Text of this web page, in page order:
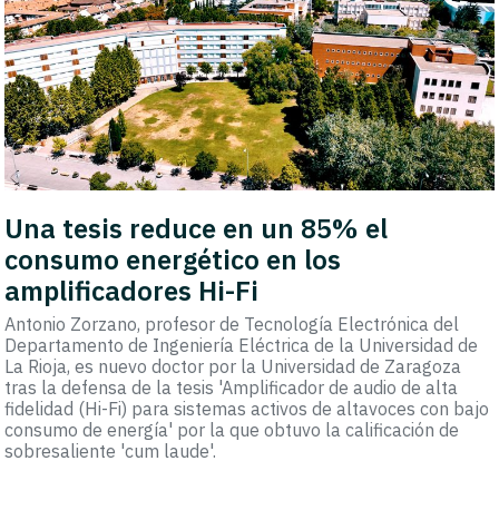
Una tesis reduce en un 85% el
consumo energético en los
amplificadores Hi-Fi
Antonio Zorzano, profesor de Tecnología Electrónica del
Departamento de Ingeniería Eléctrica de la Universidad de
La Rioja, es nuevo doctor por la Universidad de Zaragoza
tras la defensa de la tesis 'Amplificador de audio de alta
fidelidad (Hi-Fi) para sistemas activos de altavoces con bajo
consumo de energía' por la que obtuvo la calificación de
sobresaliente 'cum laude'.